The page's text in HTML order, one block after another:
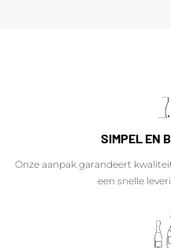
SIMPEL EN
Onze aanpak garandeert
een snelle